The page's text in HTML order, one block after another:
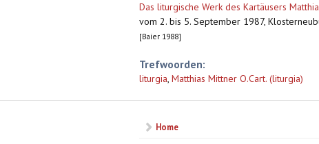
Das liturgische Werk des Kartäusers
vom 2. bis 5. September 1987,
[Baier 1988]
Trefwoorden:
liturgia, Matthias Mittner O.Cart. (liturgia)
Home